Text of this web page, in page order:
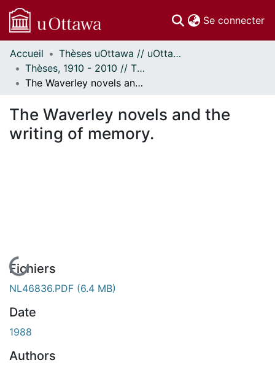
Se connecter
Communautés
et collections
Parcourir
À propos
Accueil
Thèses uOttawa // uOttawa Theses
Thèses, 1910 - 2010 // Theses, 1910 - 2010
The Waverley novels and the writing of memory.
The Waverley novels and the
writing of memory.
En cours de chargement...
Fichiers
NL46836.PDF (6.4 MB)
Date
1988
Authors